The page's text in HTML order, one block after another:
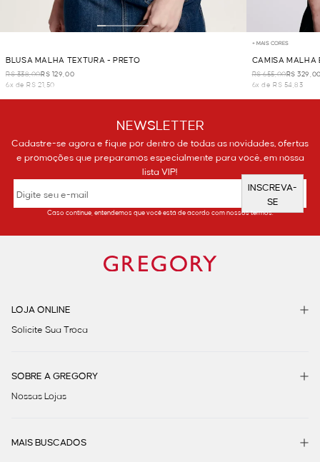
BLUSA MALHA TEXTURA - PRETO
R$ 338,00R$ 129,00
6x de R$ 21,50
+ MAIS CORES
CAMISA MALHA
R$ 655,00R$
6x de R$ 54,83
NEWSLETTER
Cadastre-se agora e fique por dentro de todas as novidades, ofertas
e promoções que preparamos especialmente para você, em nossa
lista VIP!
INSCREVA-
SE
Caso continue, entendemos que você está de acordo com nossos termos.
LOJA ONLINE
Solicite Sua Troca
SOBRE A GREGORY
Nossas Lojas
MAIS BUSCADOS